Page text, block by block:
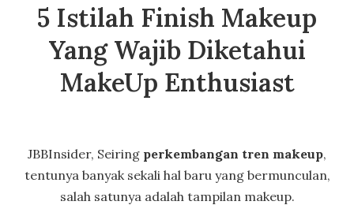
5 Istilah Finish Makeup
Yang Wajib Diketahui
MakeUp Enthusiast
JBBInsider, Seiring perkembangan tren makeup,
tentunya banyak sekali hal baru yang bermunculan,
salah satunya adalah tampilan makeup.